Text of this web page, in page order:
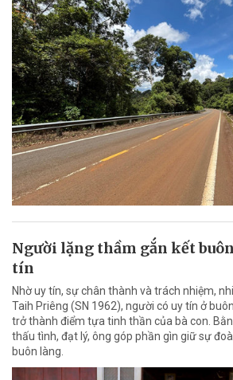
Người lặng thầm gắn kết
tín
Nhờ uy tín, sự chân thành và trách nhiệm,
Taih Priêng (SN 1962), người có uy tín ở
trở thành điểm tựa tinh thần của bà con.
thấu tình, đạt lý, ông góp phần gìn giữ sự
buôn làng.